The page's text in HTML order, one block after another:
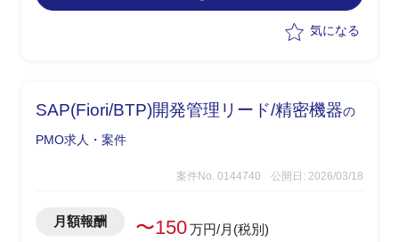
気になる
SAP(Fiori/BTP)開発管理リード/精密機器の
PMO求人・案件
案件No. 0144740 公開日: 2026/03/18
月額報酬 〜150万円/月(税別)